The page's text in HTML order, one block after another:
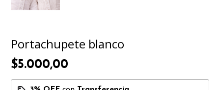
Portachupete blanco
$5.000,00